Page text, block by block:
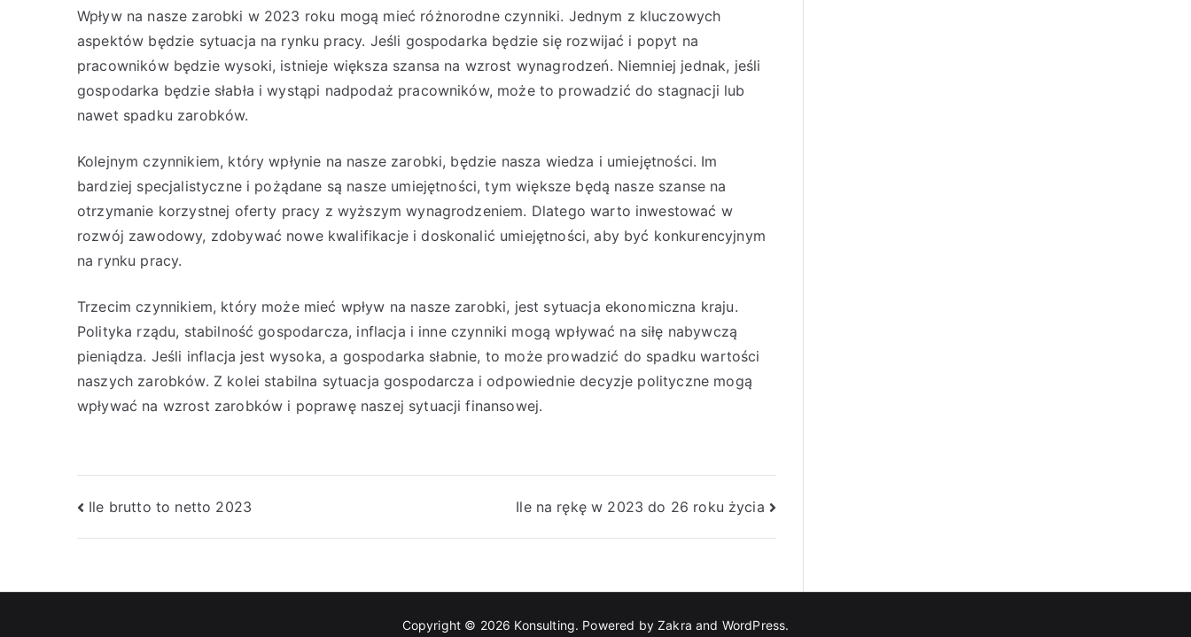
Wpływ na nasze zarobki w 2023 roku mogą mieć różnorodne czynniki. Jednym z kluczowych
aspektów będzie sytuacja na rynku pracy. Jeśli gospodarka będzie się rozwijać i popyt na
pracowników będzie wysoki, istnieje większa szansa na wzrost wynagrodzeń. Niemniej jednak, jeśli
gospodarka będzie słabła i wystąpi nadpodaż pracowników, może to prowadzić do stagnacji lub
nawet spadku zarobków.
Kolejnym czynnikiem, który wpłynie na nasze zarobki, będzie nasza wiedza i umiejętności. Im
bardziej specjalistyczne i pożądane są nasze umiejętności, tym większe będą nasze szanse na
otrzymanie korzystnej oferty pracy z wyższym wynagrodzeniem. Dlatego warto inwestować w
rozwój zawodowy, zdobywać nowe kwalifikacje i doskonalić umiejętności, aby być konkurencyjnym
na rynku pracy.
Trzecim czynnikiem, który może mieć wpływ na nasze zarobki, jest sytuacja ekonomiczna kraju.
Polityka rządu, stabilność gospodarcza, inflacja i inne czynniki mogą wpływać na siłę nabywczą
pieniądza. Jeśli inflacja jest wysoka, a gospodarka słabnie, to może prowadzić do spadku wartości
naszych zarobków. Z kolei stabilna sytuacja gospodarcza i odpowiednie decyzje polityczne mogą
wpływać na wzrost zarobków i poprawę naszej sytuacji finansowej.
Nawigacja
wpisu
Ile brutto to netto 2023 Ile na rękę w 2023 do 26 roku życia
Copyright © 2026 Konsulting. Powered byZakra and WordPress.